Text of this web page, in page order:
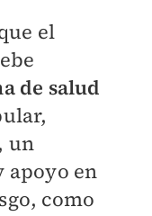
el
de salud
un
apoyo en
como